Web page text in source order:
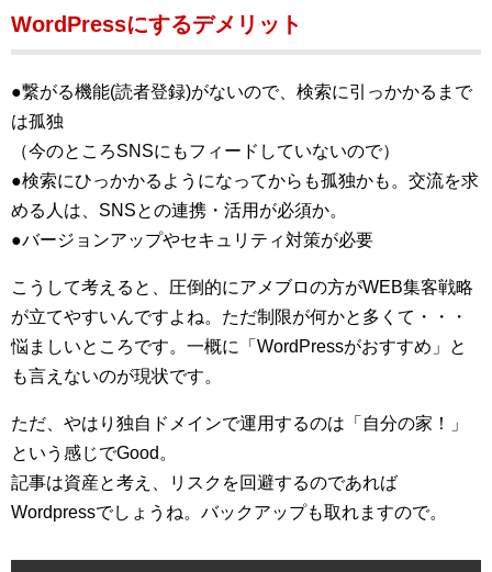
WordPressにするデメリット
●繋がる機能(読者登録)がないので、検索に引っかかるまで
は孤独
（今のところSNSにもフィードしていないので）
●検索にひっかかるようになってからも孤独かも。 交流を求
める人は、SNSとの連携・活用が必須か。
●バージョンアップやセキュリティ対策が必要
こうして考えると、圧倒的にアメブロの方がWEB集客戦略
が立てやすいんですよね。ただ制限が何かと多くて・・・
悩ましいところです。一概に「WordPressがおすすめ」と
も言えないのが現状です。
ただ、やはり独自ドメインで運用するのは「自分の家！」
という感じでGood。
記事は資産と考え、リスクを回避するのであれば
Wordpressでしょうね。バックアップも取れますので。